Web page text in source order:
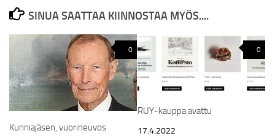
SINUA SAATTAA KIINNOSTAA MYÖS....
0
Kunniajäsen, vuorineuvos
0
RUY-kauppa avattu
17.4.2022